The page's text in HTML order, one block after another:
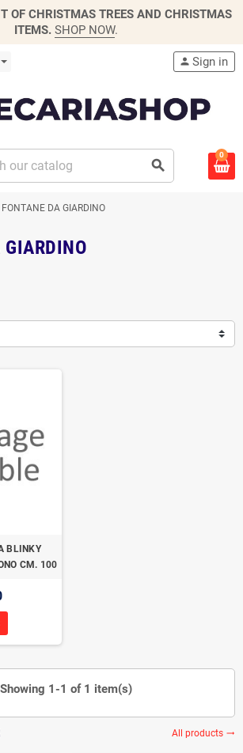
OF CHRISTMAS TREES AND CHRISTMAS
ITEMS. SHOP NOW.
search
person Sign in
0
FONTANE DA GIARDINO
GIARDINO
BLINKY
CM. 100
Showing 1-1 of 1 item(s)
All products trending_flat